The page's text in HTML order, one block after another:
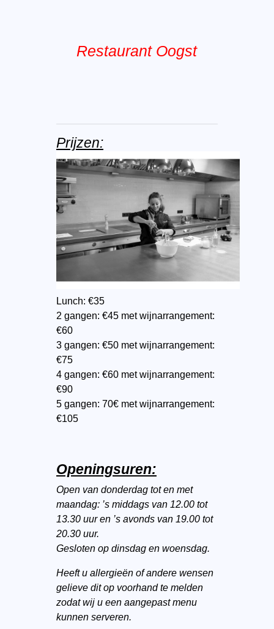
Restaurant Oogst
Prijzen:
Lunch: €35
2 gangen: €45 met wijnarrangement:
€60
3 gangen: €50 met wijnarrangement:
€75
4 gangen: €60 met wijnarrangement:
€90
5 gangen: 70€ met wijnarrangement:
€105
Openingsuren:
Open van donderdag tot en met
maandag: ’s middags van 12.00 tot
13.30 uur en ’s avonds van 19.00 tot
20.30 uur.
Gesloten op dinsdag en woensdag.
Heeft u allergieën of andere wensen
gelieve dit op voorhand te melden
zodat wij u een aangepast menu
kunnen serveren.